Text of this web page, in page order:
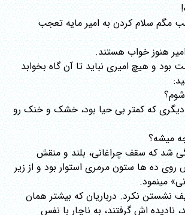
سلام کردن به امیر مایه تعجب
هنوز خواب هستند.
بود و هیچ امیری نباید تا آن گاه بخوابد
که کمتر بی حیا بود، خشک و خنک رو
میشه؟
شد که سقف چراغانی، بلند و منقش
ده ها ستون مرمری استوار بود و از زیر
مینمود.
نشستن نکرد. درباریان که بیشتر همان
نادیده اش گرفتند، به ناچار با نفس